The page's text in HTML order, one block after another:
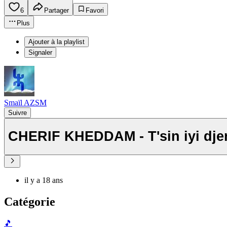
6 Partager
Favori
Plus
Ajouter à la playlist
Signaler
Smaïl AZSM
Suivre
CHERIF KHEDDAM - T'sin iyi
il y a 18 ans
Catégorie
🎵